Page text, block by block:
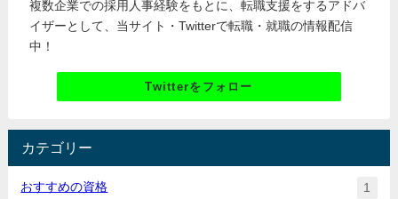
複数企業での採用人事経験をもとに、転職支援をするアドバ
イザーとして、当サイト・Twitterで転職・就職の情報配信
中！
Twitterをフォロー
カテゴリー
おすすめの資格 1